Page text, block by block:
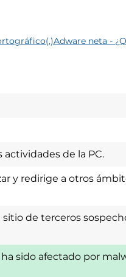
neta -
de la PC.
y redirige a otros
de terceros
sido afectado por